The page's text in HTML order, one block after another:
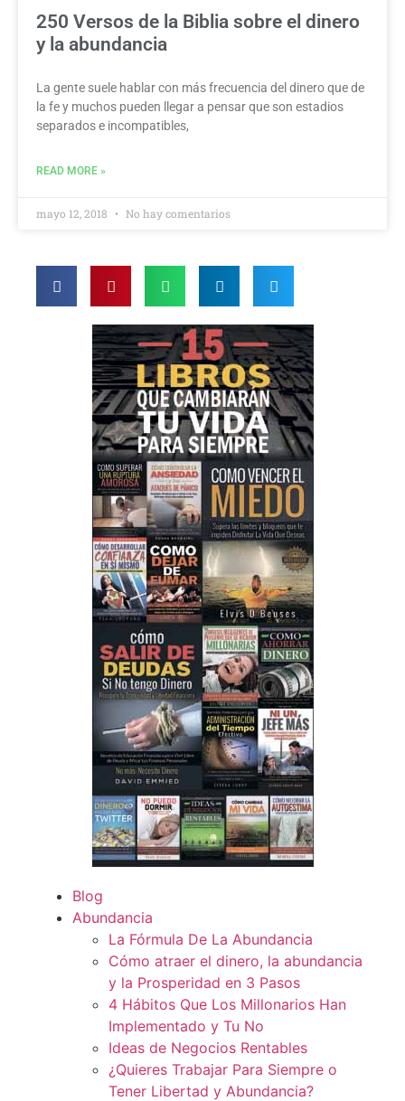
250 Versos de la Biblia sobre el dinero
y la abundancia
La gente suele hablar con más frecuencia del dinero que de
la fe y muchos pueden llegar a pensar que son estadios
separados e incompatibles,
READ MORE »
mayo 12, 2018 No hay comentarios
Blog
Abundancia
La Fórmula De La Abundancia
Cómo atraer el dinero, la abundancia
y la Prosperidad en 3 Pasos
4 Hábitos Que Los Millonarios Han
Implementado y Tu No
Ideas de Negocios Rentables
¿Quieres Trabajar Para Siempre o
Tener Libertad y Abundancia?